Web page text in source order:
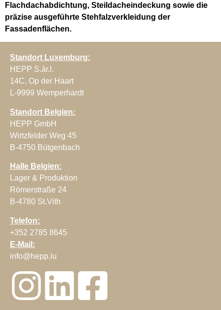
Flachdachabdichtung, Steildacheindeckung sowie die
präzise ausgeführte Stehfalzverkleidung der
Fassadenflächen.
Standort Luxemburg:
HEPP S.àr.l.
14C, Op der Haart
L-9999 Wemperhardt
Standort Belgien:
HEPP GmbH
Wirtzfelder Weg 45
B-4750 Bütgenbach
Halle Belgien:
Lager & Produktion
Römerstraße 24
B-4780 St.Vith
Telefon:
+352 2785 8645
E-Mail:
info@hepp.lu